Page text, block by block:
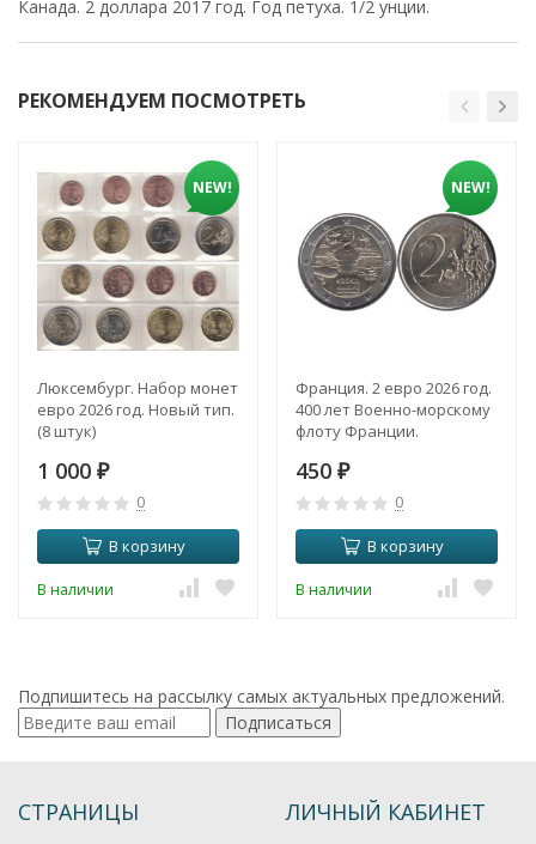
Канада. 2 доллара 2017 год. Год петуха. 1/2 унции.
РЕКОМЕНДУЕМ ПОСМОТРЕТЬ
NEW!
Люксембург. Набор монет
евро 2026 год. Новый тип.
(8 штук)
1 000 ₽
0
В корзину
В наличии
NEW!
Франция. 2 евро 2026 год.
400 лет Военно-морскому
флоту Франции.
450 ₽
0
В корзину
В наличии
Подпишитесь на рассылку самых актуальных предложений.
Подписаться
СТРАНИЦЫ ЛИЧНЫЙ КАБИНЕТ